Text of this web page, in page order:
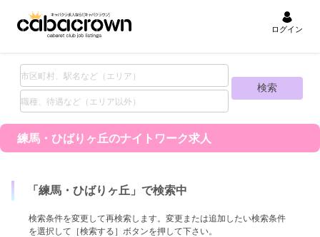
ログイン
練馬・ひばりヶ丘のナイトワーク求人
「 練馬・ひばりヶ丘 」で検索中
検索条件を変更して再検索します。変更または追加したい検索条件
を選択して［検索する］ボタンを押して下さい。